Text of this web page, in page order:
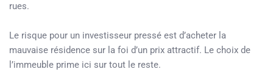
rues.
Le risque pour un investisseur pressé est d’acheter la
mauvaise résidence sur la foi d’un prix attractif. Le choix de
l’immeuble prime ici sur tout le reste.